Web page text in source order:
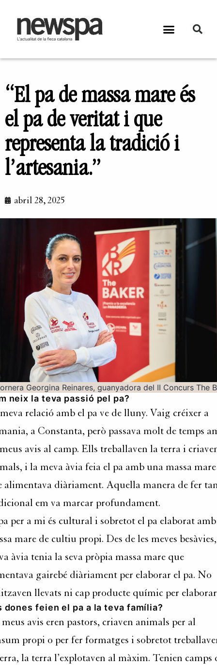
“El pa de massa mare és
el pa de veritat i que
representa la tradició i
l’artesania.”
abril 28, 2025
Georgina Reinares, guanyadora del II Concurs
neix la teva passió pel pa?
relació amb el pa ve de lluny. Vaig créixer a
a Constanta, però passava molt de temps
avis al camp. Ells treballaven la terra i
i la meva àvia feia el pa amb una massa mare
alimentava diàriament. Aquella manera de fer
em va marcar profundament.
per a mi és cultural i sobretot el pa elaborat amb
mare de cultiu propi. Des de les meves
àvia tenia la seva pròpia massa mare que
gairebé diàriament per elaborar el pa. No
llevats ni cap producte químic per
dones feien el pa a la teva família?
avis eren pastors, criaven animals per al
propi o per fer formatges i sobretot
la terra l’explotaven al màxim. Tenien camps